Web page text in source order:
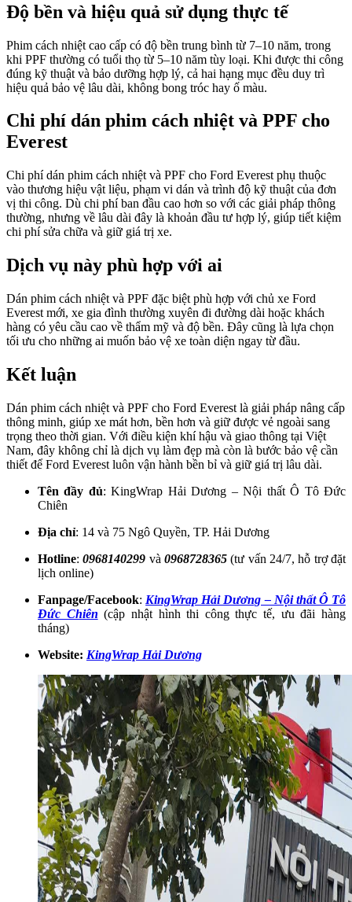
Độ bền và hiệu quả sử dụng thực tế
Phim cách nhiệt cao cấp có độ bền trung bình từ 7–10 năm, trong
khi PPF thường có tuổi thọ từ 5–10 năm tùy loại. Khi được thi công
đúng kỹ thuật và bảo dưỡng hợp lý, cả hai hạng mục đều duy trì
hiệu quả bảo vệ lâu dài, không bong tróc hay ố màu.
Chi phí dán phim cách nhiệt và PPF cho
Everest
Chi phí dán phim cách nhiệt và PPF cho Ford Everest phụ thuộc
vào thương hiệu vật liệu, phạm vi dán và trình độ kỹ thuật của đơn
vị thi công. Dù chi phí ban đầu cao hơn so với các giải pháp thông
thường, nhưng về lâu dài đây là khoản đầu tư hợp lý, giúp tiết kiệm
chi phí sửa chữa và giữ giá trị xe.
Dịch vụ này phù hợp với ai
Dán phim cách nhiệt và PPF đặc biệt phù hợp với chủ xe Ford
Everest mới, xe gia đình thường xuyên đi đường dài hoặc khách
hàng có yêu cầu cao về thẩm mỹ và độ bền. Đây cũng là lựa chọn
tối ưu cho những ai muốn bảo vệ xe toàn diện ngay từ đầu.
Kết luận
Dán phim cách nhiệt và PPF cho Ford Everest là giải pháp nâng cấp
thông minh, giúp xe mát hơn, bền hơn và giữ được vẻ ngoài sang
trọng theo thời gian. Với điều kiện khí hậu và giao thông tại Việt
Nam, đây không chỉ là dịch vụ làm đẹp mà còn là bước bảo vệ cần
thiết để Ford Everest luôn vận hành bền bỉ và giữ giá trị lâu dài.
Tên đầy đủ: KingWrap Hải Dương – Nội thất Ô Tô Đức
Chiên
Địa chỉ: 14 và 75 Ngô Quyền, TP. Hải Dương
Hotline:0968140299 và0968728365 (tư vấn 24/7, hỗ trợ đặt
lịch online)
Fanpage/Facebook: KingWrap Hải Dương – Nội thất Ô Tô
Đức Chiên (cập nhật hình thi công thực tế, ưu đãi hàng
tháng)
Website: KingWrap Hải Dương